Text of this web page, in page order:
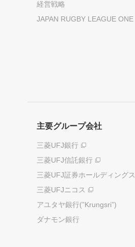
経営戦略
JAPAN RUGBY LEAGUE ONE
主要グループ会社
三菱UFJ銀行
三菱UFJ信託銀行
三菱UFJ証券ホールディングス
三菱UFJニコス
アユタヤ銀行(”Krungsri”)
ダナモン銀行